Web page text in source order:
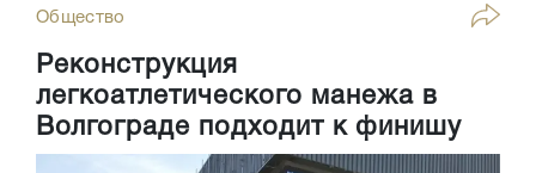
Общество
Реконструкция
легкоатлетического манежа в
Волгограде подходит к финишу